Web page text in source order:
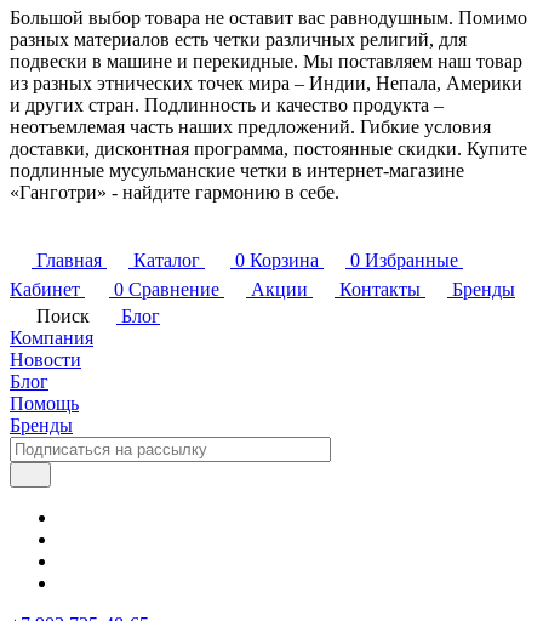
Большой выбор товара не оставит вас равнодушным. Помимо
разных материалов есть четки различных религий, для
подвески в машине и перекидные. Мы поставляем наш товар
из разных этнических точек мира – Индии, Непала, Америки
и других стран. Подлинность и качество продукта –
неотъемлемая часть наших предложений. Гибкие условия
доставки, дисконтная программа, постоянные скидки. Купите
подлинные мусульманские четки в интернет-магазине
«Ганготри» - найдите гармонию в себе.
Главная Каталог 0 Корзина 0 Избранные
Кабинет
0 Сравнение Акции Контакты
Бренды
Поиск
Блог
Компания
Новости
Блог
Помощь
Бренды